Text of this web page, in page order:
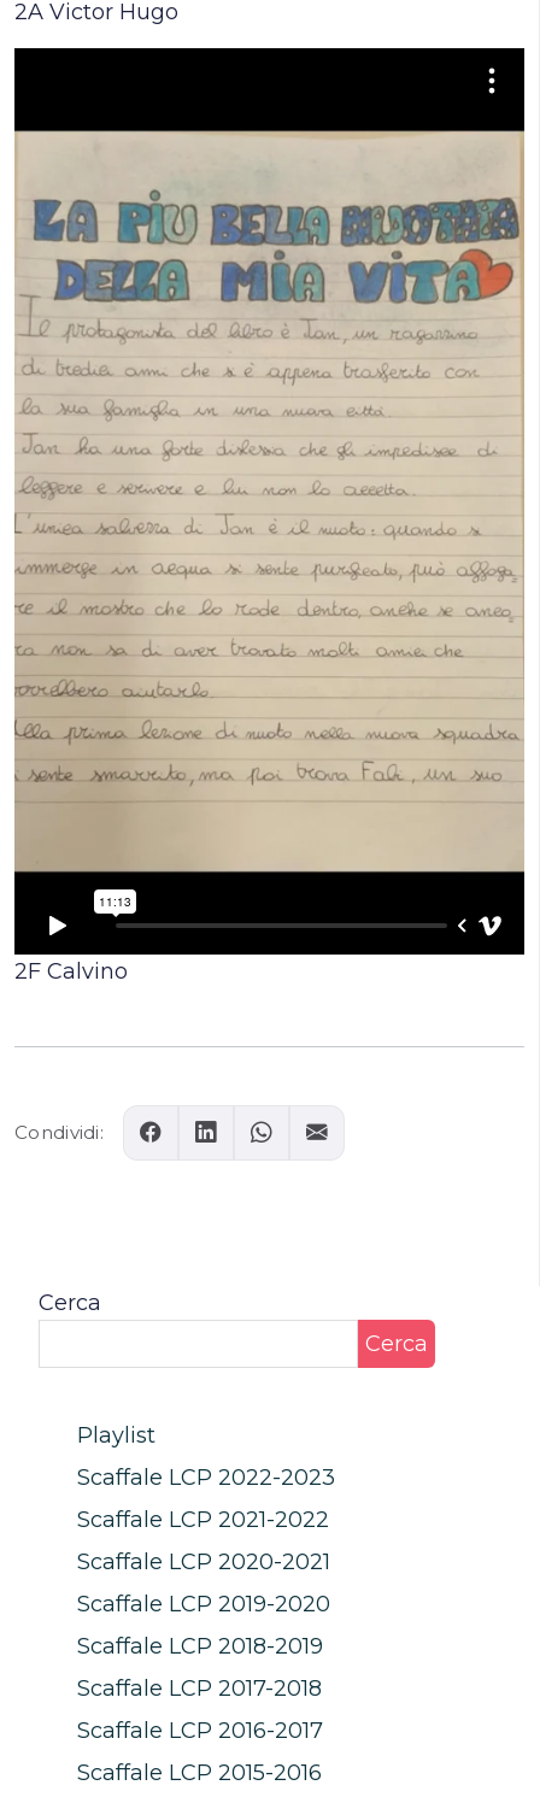
2A Victor Hugo
2F Calvino
Condividi:
Cerca
Cerca
Playlist
Scaffale LCP 2022-2023
Scaffale LCP 2021-2022
Scaffale LCP 2020-2021
Scaffale LCP 2019-2020
Scaffale LCP 2018-2019
Scaffale LCP 2017-2018
Scaffale LCP 2016-2017
Scaffale LCP 2015-2016